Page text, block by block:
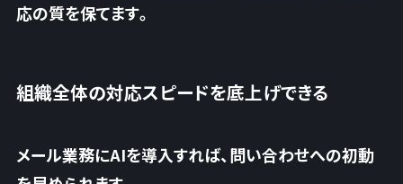
応の質を保てます。
組織全体の対応スピードを底上げできる
メール業務にAIを導入すれば、問い合わせへの初動